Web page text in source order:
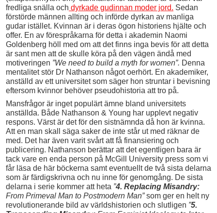
fredliga snälla och dyrkade gudinnan moder jord. Sedan
förstörde männen allting och införde dyrkan av manliga
gudar istället. Kvinnan är i deras ögon historiens hjälte och
offer. En av förespråkarna för detta i akademin Naomi
Goldenberg höll med om att det finns inga bevis för att detta
är sant men att de skulle köra på den vägen ändå med
motiveringen ”We need to build a myth for women”. Denna
mentalitet stör Dr Nathanson något oerhört. En akademiker,
anställd av ett universitet som säger hon struntar i bevisning
eftersom kvinnor behöver pseudohistoria att tro på.
Mansfrågor är inget populärt ämne bland universitets
anställda. Både Nathanson & Young har upplevt negativ
respons. Värst är det för den sistnämnda då hon är kvinna.
Att en man skall säga saker de inte står ut med räknar de
med. Det har även varit svårt att få finansiering och
publicering. Nathanson berättar att det egentligen bara är
tack vare en enda person på McGill University press som vi
får läsa de här böckerna samt eventuellt de två sista delarna
som är färdigskrivna och nu inne för genomgång. De sista
delarna i serie kommer att heta ”4. Replacing Misandry:
From Primeval Man to Postmodern Man”som ger en helt ny
revolutionerande bild av världshistorien och slutligen ”5.